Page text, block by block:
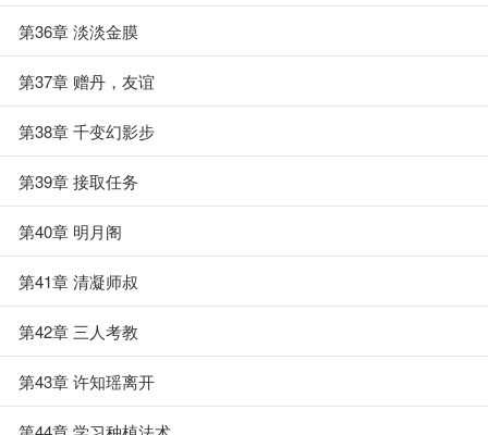
第36章 淡淡金膜
第37章 赠丹，友谊
第38章 千变幻影步
第39章 接取任务
第40章 明月阁
第41章 清凝师叔
第42章 三人考教
第43章 许知瑶离开